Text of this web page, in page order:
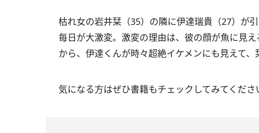
枯れ女の岩井栞（35）の隣に伊達瑞貴（27）が
毎日が大激変。激変の理由は、彼の顔が魚に見
から、伊達くんが時々超絶イケメンにも見えて
気になる方はぜひ書籍もチェックしてみてくださ